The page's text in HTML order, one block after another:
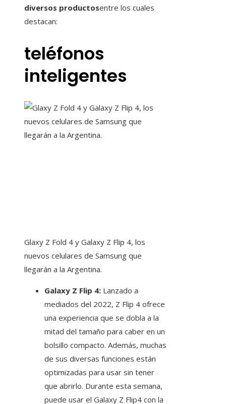
diversos productosentre los cuales
destacan:
teléfonos
inteligentes
Glaxy Z Fold 4 y Galaxy Z Flip 4, los
nuevos celulares de Samsung que
llegarán a la Argentina.
Galaxy Z Flip 4: Lanzado a
mediados del 2022, Z Flip 4 ofrece
una experiencia que se dobla a la
mitad del tamaño para caber en un
bolsillo compacto. Además, muchas
de sus diversas funciones están
optimizadas para usar sin tener
que abrirlo. Durante esta semana,
puede usar el Galaxy Z Flip4 con la